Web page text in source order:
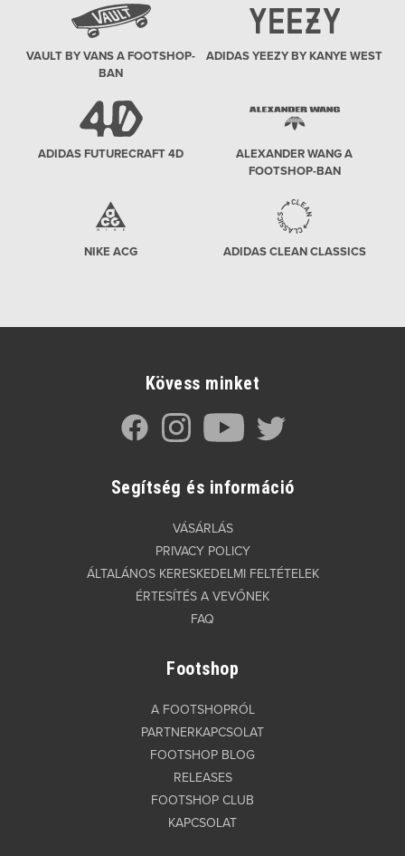
VAULT BY VANS A FOOTSHOP-
BAN
ADIDAS YEEZY BY KANYE WEST
ADIDAS FUTURECRAFT 4D
ALEXANDER WANG A
FOOTSHOP-BAN
NIKE ACG ADIDAS CLEAN CLASSICS
Kövess minket
Segítség és információ
VÁSÁRLÁS
PRIVACY POLICY
ÁLTALÁNOS KERESKEDELMI FELTÉTELEK
ÉRTESÍTÉS A VEVŐNEK
FAQ
Footshop
A FOOTSHOPRÓL
PARTNERKAPCSOLAT
FOOTSHOP BLOG
RELEASES
FOOTSHOP CLUB
KAPCSOLAT